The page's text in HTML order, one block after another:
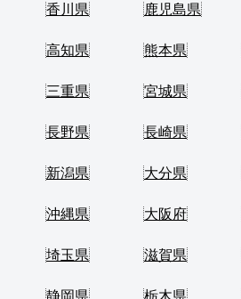
香川県 鹿児島県
高知県 熊本県
三重県 宮城県
長野県 長崎県
新潟県 大分県
沖縄県 大阪府
埼玉県 滋賀県
静岡県 栃木県